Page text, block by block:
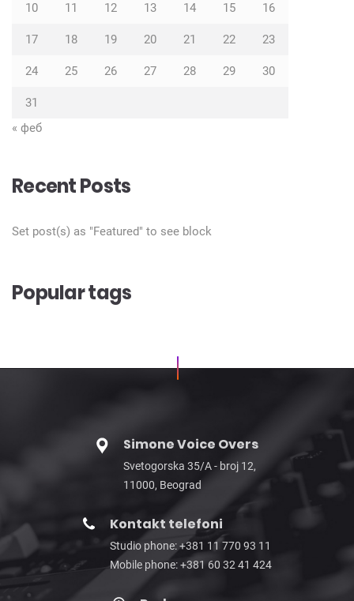
10 11 12 13 14 15 16
17 18 19 20 21 22 23
24 25 26 27 28 29 30
31
« феб
Recent Posts
Set post(s) as "Featured" to see block
Popular tags
Simone Voice Overs
Svetogorska 35/A - broj 12,
11000, Beograd
Kontakt telefoni
Studio phone: +381 11 770 93 11
Mobile phone: +381 60 32 41 424